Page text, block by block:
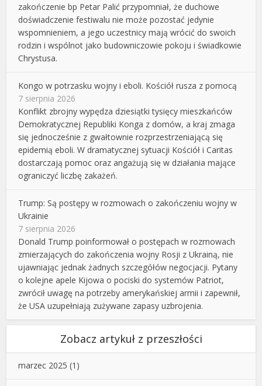
zakończenie bp Petar Palić przypomniał, że duchowe
doświadczenie festiwalu nie może pozostać jedynie
wspomnieniem, a jego uczestnicy mają wrócić do swoich
rodzin i wspólnot jako budowniczowie pokoju i świadkowie
Chrystusa.
Kongo w potrzasku wojny i eboli. Kościół rusza z pomocą
7 sierpnia 2026
Konflikt zbrojny wypędza dziesiątki tysięcy mieszkańców
Demokratycznej Republiki Konga z domów, a kraj zmaga
się jednocześnie z gwałtownie rozprzestrzeniającą się
epidemią eboli. W dramatycznej sytuacji Kościół i Caritas
dostarczają pomoc oraz angażują się w działania mające
ograniczyć liczbę zakażeń.
Trump: Są postępy w rozmowach o zakończeniu wojny w
Ukrainie
7 sierpnia 2026
Donald Trump poinformował o postępach w rozmowach
zmierzających do zakończenia wojny Rosji z Ukrainą, nie
ujawniając jednak żadnych szczegółów negocjacji. Pytany
o kolejne apele Kijowa o pociski do systemów Patriot,
zwrócił uwagę na potrzeby amerykańskiej armii i zapewnił,
że USA uzupełniają zużywane zapasy uzbrojenia.
Zobacz artykuł z przeszłości
marzec 2025 (1)